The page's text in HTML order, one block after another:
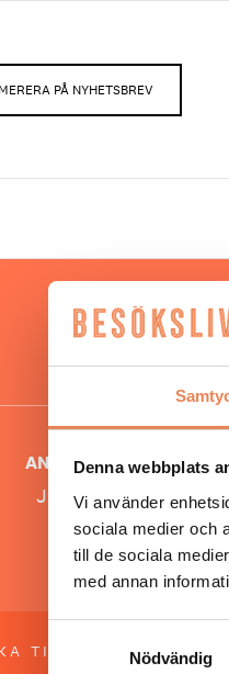
Denna webbplats
Vi använder
sociala medier och
till de sociala
med annan
Nödvändig
PÅ NYHETSBREV
ANSVARIG UTGIVARE
Jonas Siljhammar
TILL TOPPEN OM